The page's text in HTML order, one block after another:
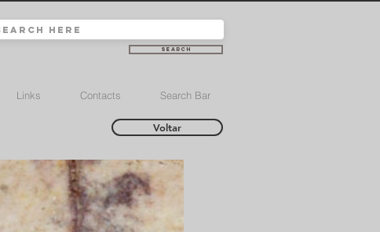
Search
Links Contacts Search Bar
Voltar